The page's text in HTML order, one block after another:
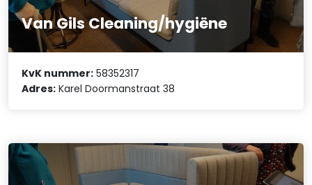
Van Gils Cleaning/hygiëne
KvK nummer: 58352317
Adres: Karel Doormanstraat 38